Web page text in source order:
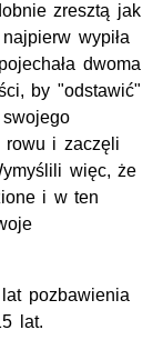
zresztą jak
wypiła
dwoma
by "odstawić"
rowu i zaczęli
więc, że
i w ten
pozbawienia
lat.